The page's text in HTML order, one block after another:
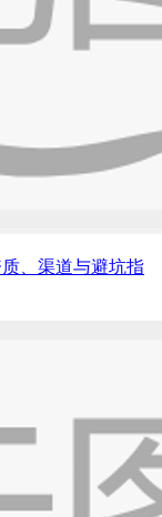
、渠道与避坑指